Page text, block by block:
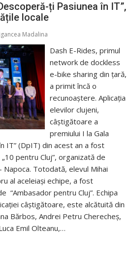
ți Pasiunea în IT”,
locale
Madalina
Dash E-Rides, primul
network de dockless
e-bike sharing din țară,
a primit încă o
recunoaștere. Aplicația
elevilor clujeni,
câștigătoare a
premiului I la Gala
IT” (DpIT) din acest an a fost
pentru Cluj”, organizată de
Napoca. Totodată, elevul Mihai
al aceleiași echipe, a fost
“Ambasador pentru Cluj”. Echipa
câștigătoare, este alcătuită din
Bărbos, Andrei Petru Cherecheș,
Emil Olteanu,…